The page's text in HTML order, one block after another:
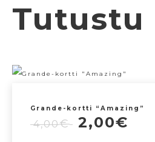
Tutustu
Grande-kortti “Amazing”
4,00€ 2,00€